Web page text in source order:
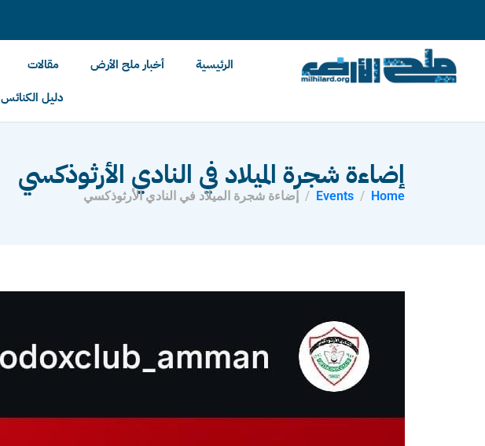
الرئيسية أخبار ملح الأرض مقالات
دليل الكنائس
إضاءة شجرة الميلاد في النادي الأرثوذكسي
Home
Events إضاءة شجرة الميلاد في النادي الأرثوذكسي